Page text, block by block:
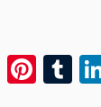
T
Pi T